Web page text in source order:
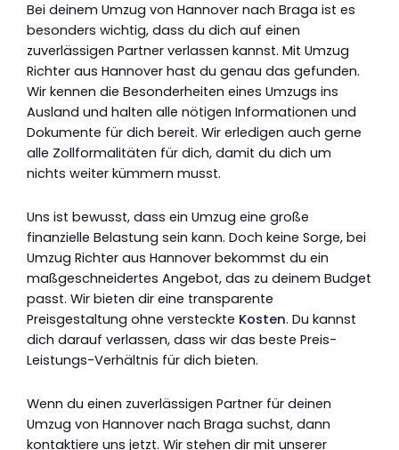
Bei deinem Umzug von Hannover nach Braga ist es
besonders wichtig, dass du dich auf einen
zuverlässigen Partner verlassen kannst. Mit Umzug
Richter aus Hannover hast du genau das gefunden.
Wir kennen die Besonderheiten eines Umzugs ins
Ausland und halten alle nötigen Informationen und
Dokumente für dich bereit. Wir erledigen auch gerne
alle Zollformalitäten für dich, damit du dich um
nichts weiter kümmern musst.
Uns ist bewusst, dass ein Umzug eine große
finanzielle Belastung sein kann. Doch keine Sorge, bei
Umzug Richter aus Hannover bekommst du ein
maßgeschneidertes Angebot, das zu deinem Budget
passt. Wir bieten dir eine transparente
Preisgestaltung ohne versteckte Kosten. Du kannst
dich darauf verlassen, dass wir das beste Preis-
Leistungs-Verhältnis für dich bieten.
Wenn du einen zuverlässigen Partner für deinen
Umzug von Hannover nach Braga suchst, dann
kontaktiere uns jetzt. Wir stehen dir mit unserer